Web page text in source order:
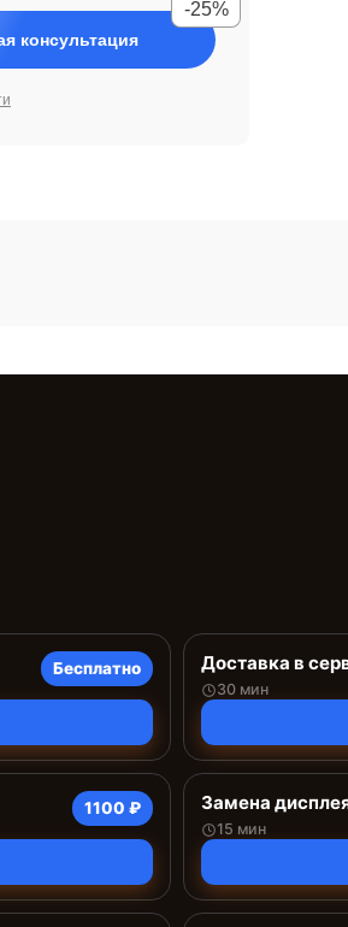
консультация
-25%
Бесплатно Доставка в
30 мин
1100 ₽ Замена
15 мин